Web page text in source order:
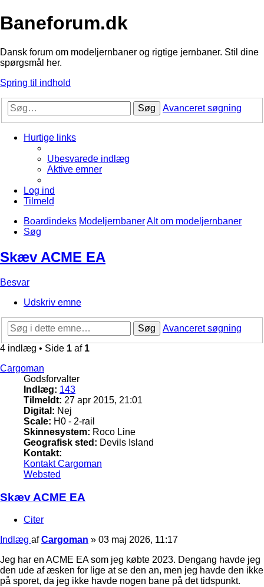
Baneforum.dk
Dansk forum om modeljernbaner og rigtige jernbaner. Stil dine
spørgsmål her.
Spring til indhold
Søg Avanceret søgning
Hurtige links
Ubesvarede indlæg
Aktive emner
Log ind
Tilmeld
Boardindeks ModeljernbanerAlt om modeljernbaner
Søg
Skæv ACME EA
Besvar
Udskriv emne
Søg
Avanceret søgning
4 indlæg • Side 1 af 1
Cargoman
Godsforvalter
Indlæg: 143
Tilmeldt: 27 apr 2015, 21:01
Digital: Nej
Scale: H0 - 2-rail
Skinnesystem: Roco Line
Geografisk sted: Devils Island
Kontakt:
Kontakt Cargoman
Websted
Skæv ACME EA
Citer
Indlæg afCargoman » 03 maj 2026, 11:17
Jeg har en ACME EA som jeg købte 2023. Dengang havde jeg
den ude af æsken for lige at se den an, men jeg havde den ikke
på sporet, da jeg ikke havde nogen bane på det tidspunkt.